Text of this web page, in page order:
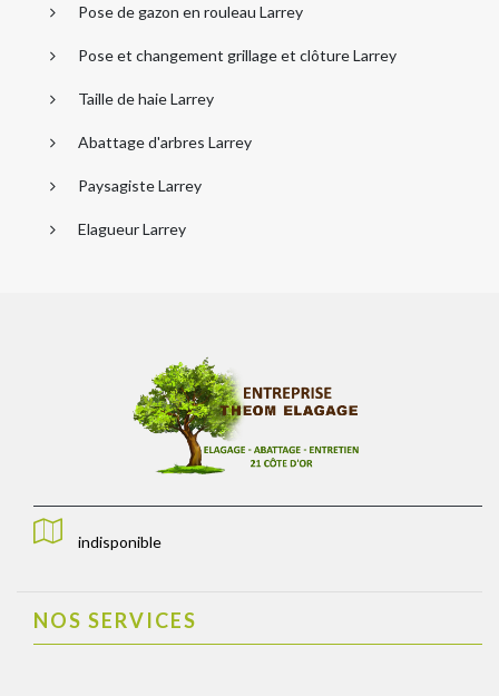
Pose de gazon en rouleau Larrey
Pose et changement grillage et clôture Larrey
Taille de haie Larrey
Abattage d'arbres Larrey
Paysagiste Larrey
Elagueur Larrey
indisponible
NOS SERVICES